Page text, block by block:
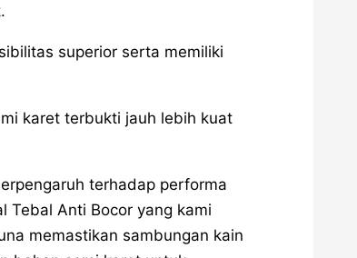
superior serta memiliki
karet terbukti jauh lebih kuat
terhadap performa
Tebal Anti Bocor yang kami
memastikan sambungan kain